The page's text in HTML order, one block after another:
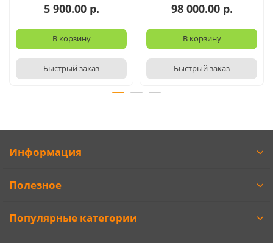
5 900.00 р.
В корзину
Быстрый заказ
98 000.00 р.
В корзину
Быстрый заказ
Информация
Полезное
Популярные категории